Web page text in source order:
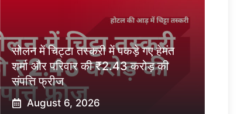
सोलन में चिट्टा तस्करी में पकड़े गए हेमंत
शर्मा और परिवार की ₹2.43 करोड़ की
संपत्ति फ्रीज
August 6, 2026